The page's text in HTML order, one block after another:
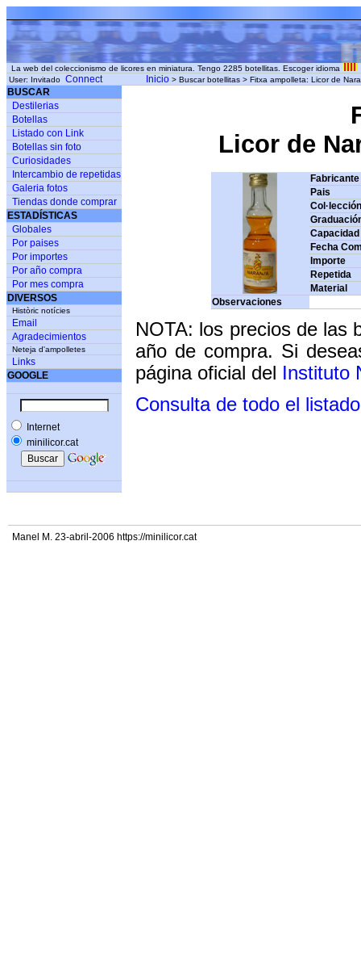
La web del coleccionismo de licores en miniatura. Tengo 2285 botellitas. Escoger idioma
User: Invitado Connect Inicio > Buscar botellitas > Fitxa ampolleta: Licor de
BUSCAR
Destilerias
Botellas
Listado con Link
Botellas sin foto
Curiosidades
Intercambio de repetidas
Galeria fotos
Tiendas donde comprar
ESTADÍSTICAS
Globales
Por paises
Por importes
Por año compra
Por mes compra
DIVERSOS
Històric notícies
Email
Agradecimientos
Neteja d'ampolletes
Links
GOOGLE
Internet
minilicor.cat
Licor de
Fabricante
Pais
Col·lección
Capacidad
Fecha
Importe
Repetida
Material
Observaciones
NOTA: los precios de las
año de compra. Si
página oficial del Instituto
Consulta de todo el
Manel M. 23-abril-2006 https://minilicor.cat